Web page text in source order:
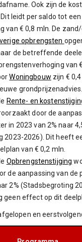
Ook zijn de
leidt per saldo tot een
van € 0,8 mln. De
opbrengsten
de betreffende
van
Woningbouw zijn €
grondprijzenadvies.
Rente- en
door de
in 2023 van 2% naar
2023-2026). Dit heeft
van € 0,2 mln.
Opbrengstenstijging
de aanpassing van de
2% (Stadsbegroting
geen effect op dit
en